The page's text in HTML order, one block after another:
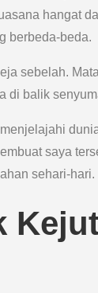
hangat
berbeda-beda.
sebelah.
di balik
saya
sehari-hari.